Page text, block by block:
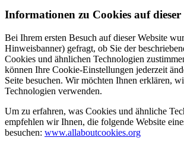
Informationen zu Cookies auf dieser
Bei Ihrem ersten Besuch auf dieser Website
Hinweisbanner) gefragt, ob Sie der
Cookies und ähnlichen Technologien
können Ihre Cookie-Einstellungen jederzeit
Seite besuchen. Wir möchten Ihnen erklären,
Technologien verwenden.
Um zu erfahren, was Cookies und ähnliche
empfehlen wir Ihnen, die folgende Website
besuchen: www.allaboutcookies.org